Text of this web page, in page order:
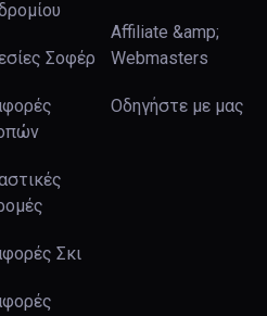
Σοφέρ
Σκι
Affiliate &amp;
Webmasters
Οδηγήστε με μας